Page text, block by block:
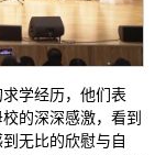
学经历，他们表
的深深感激，看到
无比的欣慰与自